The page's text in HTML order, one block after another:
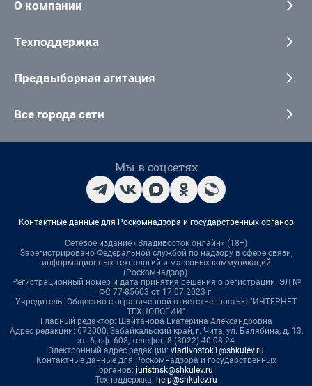
О компании
Техподдержка
Предвыборная агитация
Все города сети
Мы в соцсетях
Контактные данные для Роскомнадзора и государственных органов
Сетевое издание «Владивосток онлайн» (18+)
Зарегистрировано Федеральной службой по надзору в сфере связи,
информационных технологий и массовых коммуникаций
(Роскомнадзор).
Регистрационный номер и дата принятия решения о регистрации: ЭЛ №
ФС 77-85603 от 17.07.2023 г.
Учредитель: Общество с ограниченной ответственностью "ИНТЕРНЕТ
ТЕХНОЛОГИИ"
Главный редактор: Шайтанова Екатерина Александровна
Адрес редакции: 672000, Забайкальский край, г. Чита, ул. Балябина, д. 13,
эт. 6, оф. 608, телефон 8 (3022) 40-08-24
Электронный адрес редакции: vladivostok1@shkulev.ru
Контактные данные для Роскомнадзора и государственных
органов: juristnsk@shkulev.ru
Техподдержка: help@shkulev.ru